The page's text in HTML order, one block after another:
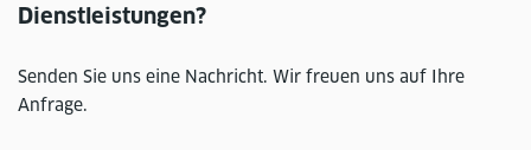
Dienstleistungen?
Senden Sie uns eine Nachricht. Wir freuen uns auf Ihre
Anfrage.